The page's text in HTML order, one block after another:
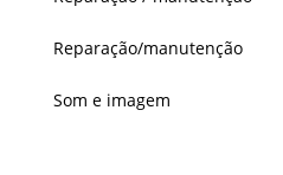
Reparação/manutenção
Som e imagem